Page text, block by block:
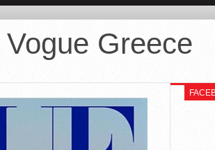
Greece